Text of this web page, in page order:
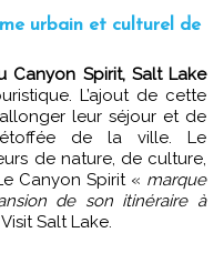
urbain et culturel de
Canyon Spirit, Salt Lake
L’ajout de cette
leur séjour et de
de la ville. Le
de nature, de culture,
Canyon Spirit « marque
de son itinéraire à
Salt Lake.